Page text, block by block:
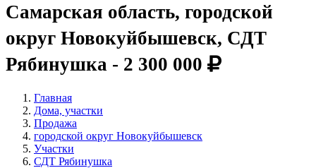
Самарская область, городской
округ Новокуйбышевск, СДТ
Рябинушка - 2 300 000
Главная
Дома, участки
Продажа
городской округ Новокуйбышевск
Участки
СДТ Рябинушка